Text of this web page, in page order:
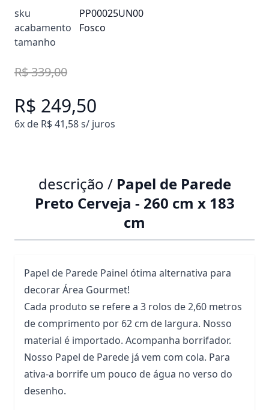
sku
PP00025UN00
acabamento
Fosco
tamanho
R$ 339,00
R$ 249,50
6x de R$ 41,58 s/ juros
descrição / Papel de Parede
Preto Cerveja - 260 cm x 183
cm
Papel de Parede Painel ótima alternativa para
decorar Área Gourmet!
Cada produto se refere a 3 rolos de 2,60 metros
de comprimento por 62 cm de largura. Nosso
material é importado. Acompanha borrifador.
Nosso Papel de Parede já vem com cola. Para
ativa-a borrife um pouco de água no verso do
desenho.